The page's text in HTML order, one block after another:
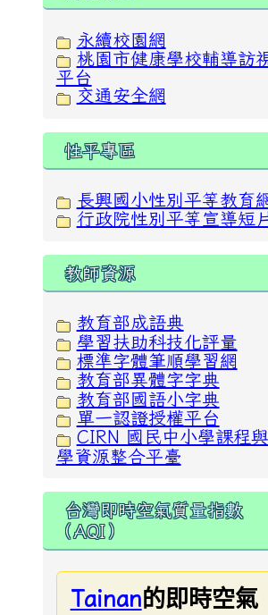
永續校園網
桃園市健康學校輔導訪
平台
交通安全網
性平專區
長興國小性別平等教育
行政院性別平等宣導短
教師資源
教育部成語典
學習扶助科技化評量
標準字體筆順學習網
教育部異體字字典
教育部國語小字典
單一認證授權平台
CIRN 國民中小學課程
學資源整合平臺
台灣即時空氣質量指數
（AQI）
Tainan的即時空氣